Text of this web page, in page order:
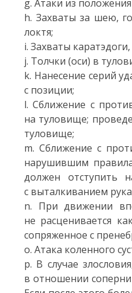
g. Атаки из
h. Захваты за шею,
локтя;
i. Захваты
j. Толчки (оси) в
k. Нанесение серий
с позиции;
l. Сближение с
на туловище;
туловище;
m. Сближение с
нарушившим
должен отступить
с выталкиванием
n. При движении
не расценивается
сопряженное с
o. Атака коленного
p. В случае
в отношении